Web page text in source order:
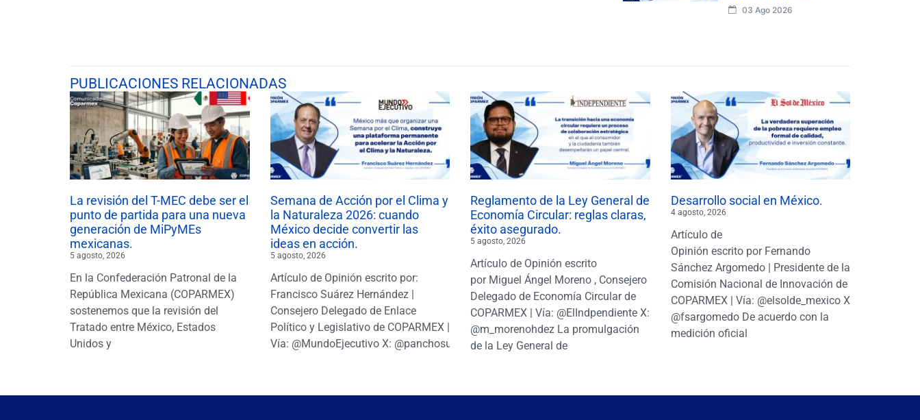
03 Ago 2026
PUBLICACIONES RELACIONADAS
La revisión del T-MEC debe ser el
punto de partida para una nueva
generación de MiPyMEs
mexicanas.
5 agosto, 2026
En la Confederación Patronal de la
República Mexicana (COPARMEX)
sostenemos que la revisión del
Tratado entre México, Estados
Unidos y
Semana de Acción por el Clima y
la Naturaleza 2026: cuando
México decide convertir las
ideas en acción.
5 agosto, 2026
Artículo de Opinión escrito por:
Francisco Suárez Hernández |
Consejero Delegado de Enlace
Político y Legislativo de COPARMEX |
Vía: @MundoEjecutivo X: @panchosuarezh
Reglamento de la Ley General de
Economía Circular: reglas claras,
éxito asegurado.
5 agosto, 2026
Artículo de Opinión escrito
por Miguel Ángel Moreno , Consejero
Delegado de Economía Circular de
COPARMEX | Vía: @ElIndpendiente X:
@m_morenohdez La promulgación
de la Ley General de
Desarrollo social en México.
4 agosto, 2026
Artículo de
Opinión escrito por Fernando
Sánchez Argomedo | Presidente de la
Comisión Nacional de Innovación de
COPARMEX | Vía: @elsolde_mexico X:
@fsargomedo De acuerdo con la
medición oficial